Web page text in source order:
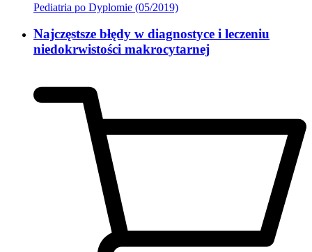
Pediatria po Dyplomie (05/2019)
Najczęstsze błędy w diagnostyce i leczeniu
niedokrwistości makrocytarnej